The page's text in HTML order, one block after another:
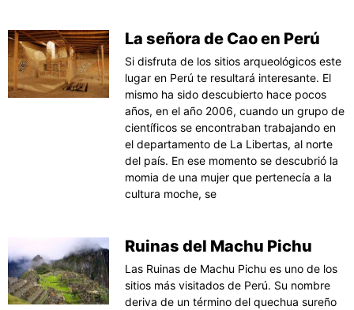
La señora de Cao en Perú
Si disfruta de los sitios arqueológicos este
lugar en Perú te resultará interesante. El
mismo ha sido descubierto hace pocos
años, en el año 2006, cuando un grupo de
científicos se encontraban trabajando en
el departamento de La Libertas, al norte
del país. En ese momento se descubrió la
momia de una mujer que pertenecía a la
cultura moche, se
Ruinas del Machu Pichu
Las Ruinas de Machu Pichu es uno de los
sitios más visitados de Perú. Su nombre
deriva de un término del quechua sureño